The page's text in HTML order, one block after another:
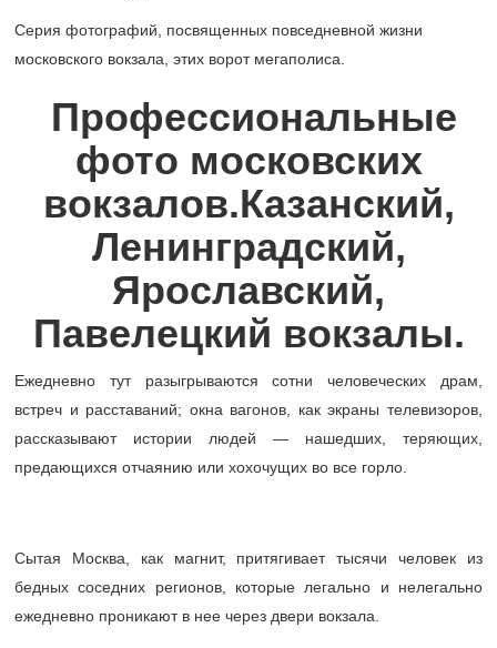
Серия фотографий, посвященных повседневной жизни
московского вокзала, этих ворот мегаполиса.
Профессиональные
фото московских
вокзалов.Казанский,
Ленинградский,
Ярославский,
Павелецкий вокзалы.
Ежедневно тут разыгрываются сотни человеческих драм,
встреч и расставаний; окна вагонов, как экраны телевизоров,
рассказывают истории людей — нашедших, теряющих,
предающихся отчаянию или хохочущих во все горло.
Сытая Москва, как магнит, притягивает тысячи человек из
бедных соседних регионов, которые легально и нелегально
ежедневно проникают в нее через двери вокзала.